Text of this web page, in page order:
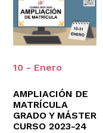
10 - Enero
AMPLIACIÓN DE
MATRÍCULA
GRADO Y MÁSTER
CURSO 2023-24